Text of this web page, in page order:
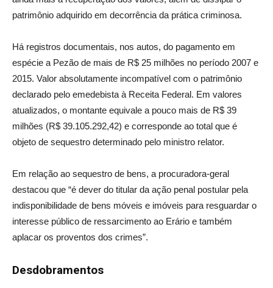
patrimônio adquirido em decorrência da prática criminosa.
Há registros documentais, nos autos, do pagamento em
espécie a Pezão de mais de R$ 25 milhões no período 2007 e
2015. Valor absolutamente incompatível com o patrimônio
declarado pelo emedebista à Receita Federal. Em valores
atualizados, o montante equivale a pouco mais de R$ 39
milhões (R$ 39.105.292,42) e corresponde ao total que é
objeto de sequestro determinado pelo ministro relator.
Em relação ao sequestro de bens, a procuradora-geral
destacou que “é dever do titular da ação penal postular pela
indisponibilidade de bens móveis e imóveis para resguardar o
interesse público de ressarcimento ao Erário e também
aplacar os proventos dos crimes”.
Desdobramentos